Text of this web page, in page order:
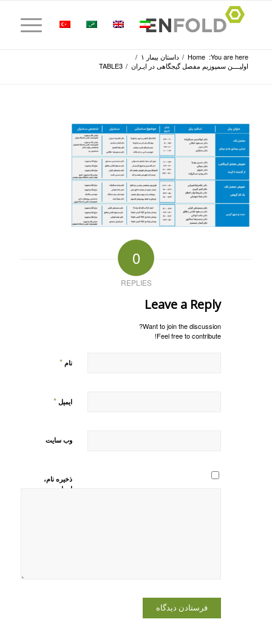
You are here:
Home
/ داستان بیمار ۱
/
اولیــــن سمپوزیم مفصل گیجگاهی در ایـران /
TABLE3
0
REPLIES
Leave a Reply
Want to join the discussion?
Feel free to contribute!
نام *
ایمیل *
وب‌ سایت
ذخیره نام،
ایمیل و